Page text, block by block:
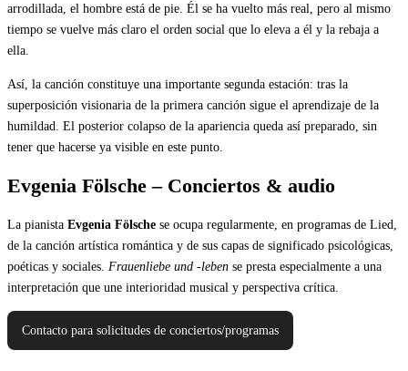
arrodillada, el hombre está de pie. Él se ha vuelto más real, pero al mismo
tiempo se vuelve más claro el orden social que lo eleva a él y la rebaja a
ella.
Así, la canción constituye una importante segunda estación: tras la
superposición visionaria de la primera canción sigue el aprendizaje de la
humildad. El posterior colapso de la apariencia queda así preparado, sin
tener que hacerse ya visible en este punto.
Evgenia Fölsche – Conciertos & audio
La pianista Evgenia Fölsche se ocupa regularmente, en programas de Lied,
de la canción artística romántica y de sus capas de significado psicológicas,
poéticas y sociales. Frauenliebe und -leben se presta especialmente a una
interpretación que une interioridad musical y perspectiva crítica.
Contacto para solicitudes de conciertos/programas